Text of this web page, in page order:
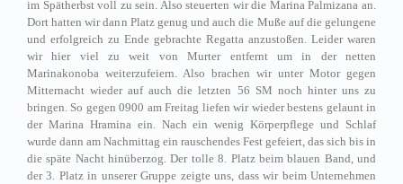
im Spätherbst voll zu sein. Also steuerten wir die Marina Palmizana an.
Dort hatten wir dann Platz genug und auch die Muße auf die gelungene
und erfolgreich zu Ende gebrachte Regatta anzustoßen. Leider waren
wir hier viel zu weit von Murter entfernt um in der netten
Marinakonoba weiterzufeiern. Also brachen wir unter Motor gegen
Mitternacht wieder auf auch die letzten 56 SM noch hinter uns zu
bringen. So gegen 0900 am Freitag liefen wir wieder bestens gelaunt in
der Marina Hramina ein. Nach ein wenig Körperpflege und Schlaf
wurde dann am Nachmittag ein rauschendes Fest gefeiert, das sich bis in
die späte Nacht hinüberzog. Der tolle 8. Platz beim blauen Band, und
der 3. Platz in unserer Gruppe zeigte uns, dass wir beim Unternehmen